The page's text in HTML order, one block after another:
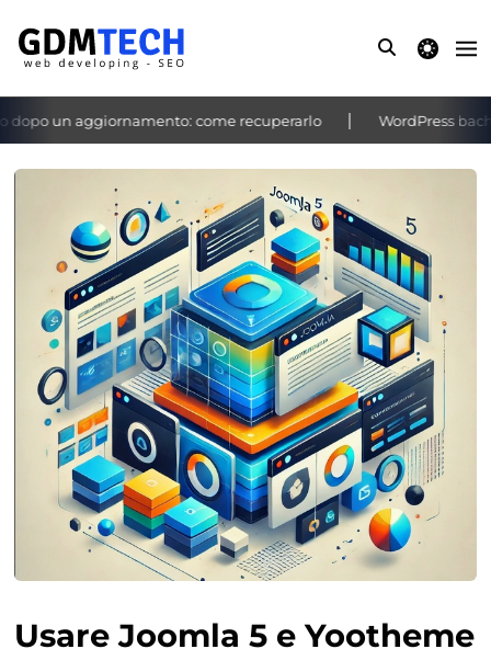
theme
un aggiornamento: come recuperarlo WordPress
‹ ›
Usare Joomla 5 e Yootheme